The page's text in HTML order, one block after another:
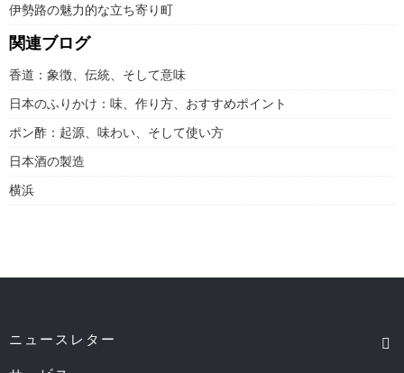
伊勢路の魅力的な立ち寄り町
関連ブログ
香道：象徴、伝統、そして意味
日本のふりかけ：味、作り方、おすすめポイント
ポン酢：起源、味わい、そして使い方
日本酒の製造
横浜
ニュースレター